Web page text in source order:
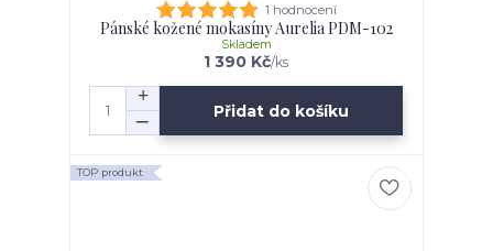
1 hodnocení
Pánské kožené mokasíny Aurelia PDM-102
1 390 Kč/ks
Skladem
Přidat do košíku
TOP produkt